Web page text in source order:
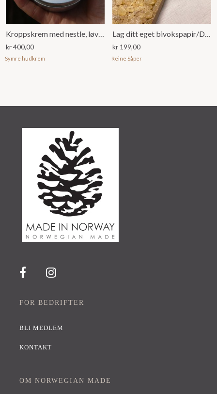
Kroppskrem med nestle, løvetann og ylang-ylang
kr400,00
Symre hudkrem
Lag ditt eget bivokspapir/DIY-kit
kr 199,00
Reine Såper
FOR BEDRIFTER
BLI MEDLEM
KONTAKT
OM NORWEGIAN MADE